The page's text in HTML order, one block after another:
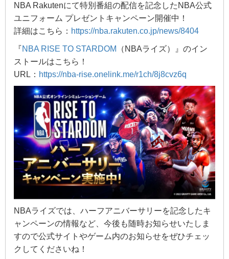
NBA Rakutenにて特別番組の配信を記念したNBA公式
ユニフォーム プレゼントキャンペーン開催中！
詳細はこちら： https://nba.rakuten.co.jp/news/8404
『NBA RISE TO STARDOM
（NBAライズ）』のイン
ストールはこちら！
URL： https://nba-rise.onelink.me/r1ch/8j8cvz6q
NBAライズでは、ハーフアニバーサリーを記念したキ
ャンペーンの情報など、今後も随時お知らせいたしま
すので公式サイトやゲーム内のお知らせをぜひチェッ
クしてくださいね！